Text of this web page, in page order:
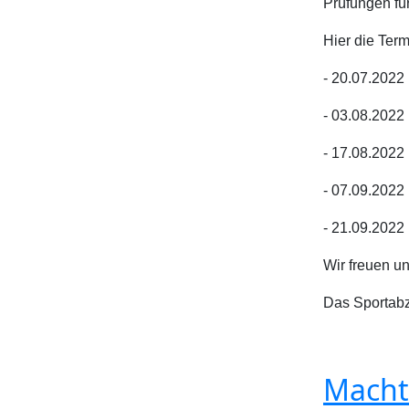
Prüfungen
Hier die
- 20.07.2022
- 03.08.2022
- 17.08.2022
- 07.09.2022
- 21.09.2022
Wir freuen
Das